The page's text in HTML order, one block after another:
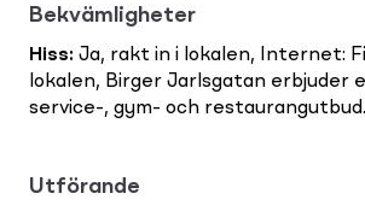
Bekvämligheter
Hiss: Ja, rakt in i lokalen, Internet:
lokalen, Birger Jarlsgatan erbjuder
service-, gym- och restaurangutbud.
Utförande